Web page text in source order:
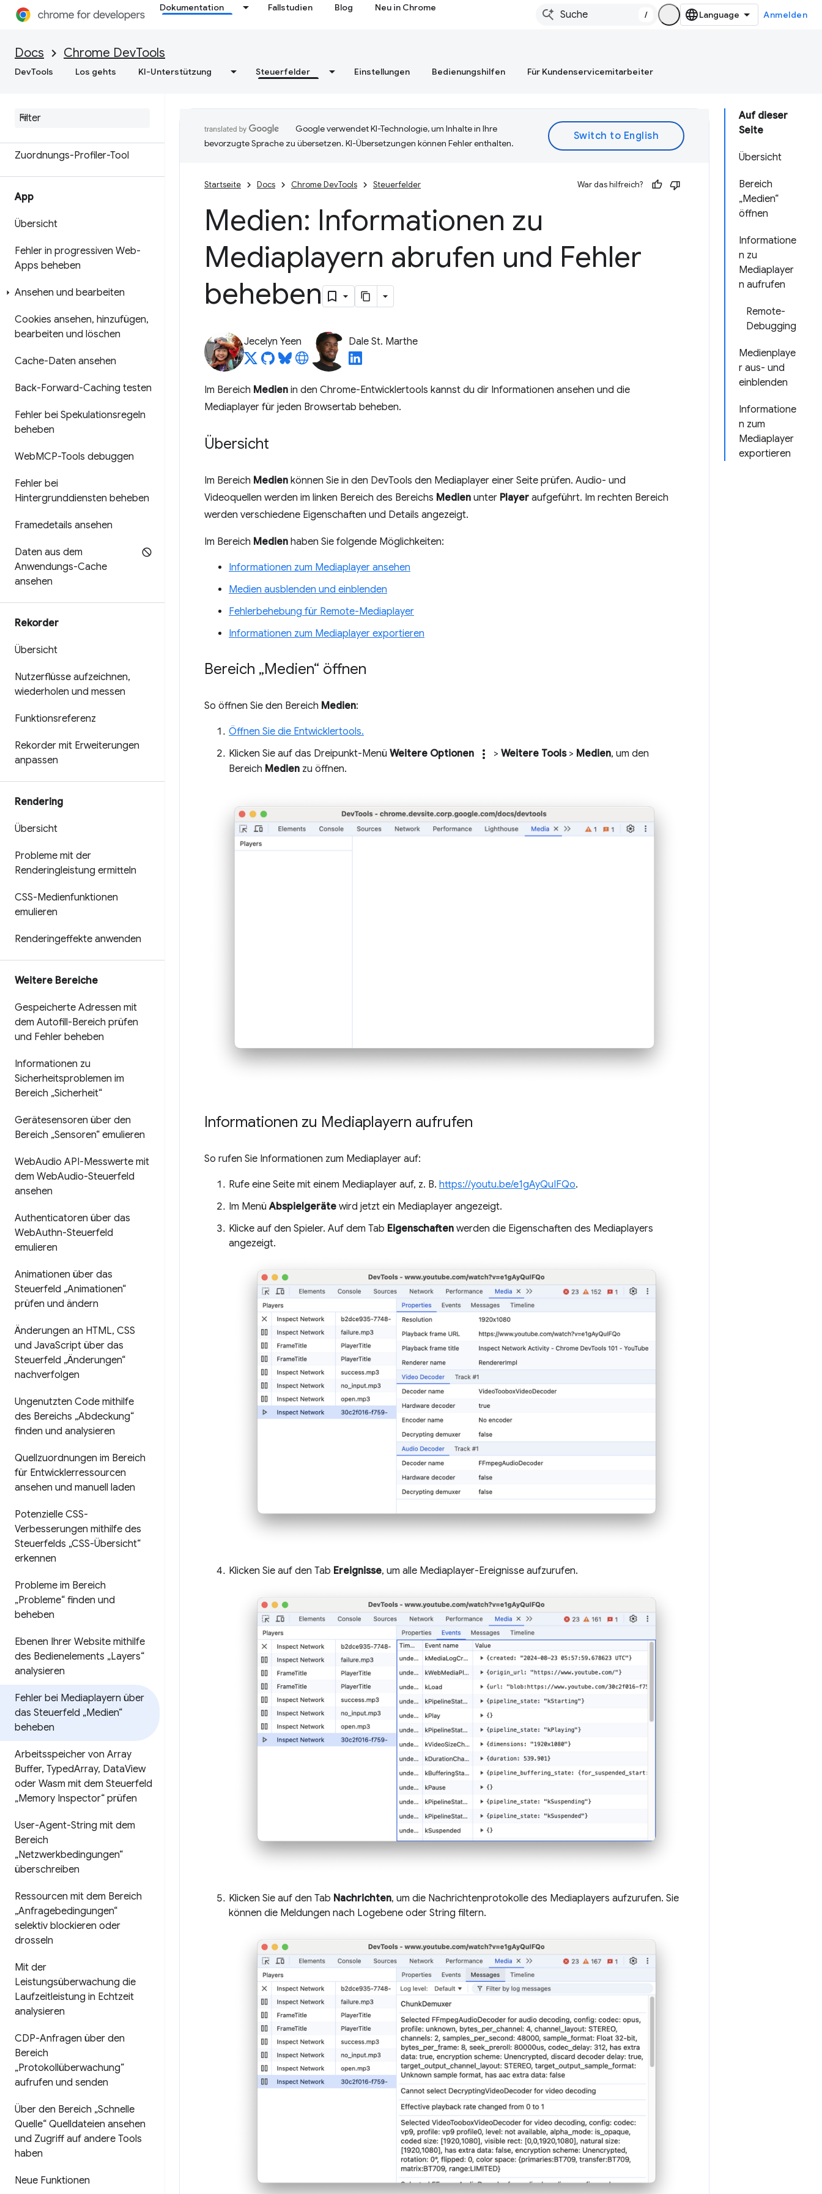
Dokumentation Fallstudien Blog Neu in Chrome
/ Anmelden
Docs Chrome DevTools
DevTools Los gehts KI-Unterstützung Steuerfelder Einstellungen Bedienungshilfen Für Kundenservicemitarbeiter
Arbeitsspeicher
Übersicht
Speicherterminologie
Zuordnungs-Profiler-Tool
App
Übersicht
Fehler in progressiven Web-
Apps beheben
Ansehen und bearbeiten
Cookies ansehen, hinzufügen,
bearbeiten und löschen
Cache-Daten ansehen
Back-Forward-Caching testen
Fehler bei Spekulationsregeln
beheben
WebMCP-Tools debuggen
Fehler bei
Hintergrunddiensten beheben
Framedetails ansehen
Daten aus dem
Anwendungs-Cache
ansehen
Rekorder
Übersicht
Nutzerflüsse aufzeichnen,
wiederholen und messen
Funktionsreferenz
Rekorder mit Erweiterungen
anpassen
Rendering
Übersicht
Probleme mit der
Renderingleistung ermitteln
CSS-Medienfunktionen
emulieren
Renderingeffekte anwenden
Weitere Bereiche
Gespeicherte Adressen mit
dem Autofill-Bereich prüfen
und Fehler beheben
Informationen zu
Sicherheitsproblemen im
Bereich „Sicherheit“
Gerätesensoren über den
Bereich „Sensoren“ emulieren
WebAudio API-Messwerte mit
dem WebAudio-Steuerfeld
ansehen
Authenticatoren über das
WebAuthn-Steuerfeld
emulieren
Animationen über das
Steuerfeld „Animationen“
prüfen und ändern
Änderungen an HTML, CSS
und JavaScript über das
Steuerfeld „Änderungen“
nachverfolgen
Ungenutzten Code mithilfe
des Bereichs „Abdeckung“
finden und analysieren
Quellzuordnungen im Bereich
für Entwicklerressourcen
ansehen und manuell laden
Potenzielle CSS-
Verbesserungen mithilfe des
Steuerfelds „CSS-Übersicht“
erkennen
Probleme im Bereich
„Probleme“ finden und
beheben
Ebenen Ihrer Website mithilfe
des Bedienelements „Layers“
analysieren
Fehler bei Mediaplayern über
das Steuerfeld „Medien“
beheben
Arbeitsspeicher von Array
Buffer, TypedArray, DataView
oder Wasm mit dem Steuerfeld
„Memory Inspector“ prüfen
User-Agent-String mit dem
Bereich
„Netzwerkbedingungen“
überschreiben
Ressourcen mit dem Bereich
„Anfragebedingungen“
selektiv blockieren oder
drosseln
Mit der
Leistungsüberwachung die
Laufzeitleistung in Echtzeit
analysieren
CDP-Anfragen über den
Bereich
„Protokollüberwachung“
aufrufen und senden
Über den Bereich „Schnelle
Quelle“ Quelldateien ansehen
und Zugriff auf andere Tools
haben
Neue Funktionen
Auf dieser
Seite
Übersicht
Bereich
„Medien“
öffnen
Informatione
n zu
Mediaplayer
n aufrufen
Remote-
Debugging
Medienplaye
r aus- und
einblenden
Informatione
n zum
Mediaplayer
exportieren
Google verwendet KI-Technologie, um Inhalte in Ihre
bevorzugte Sprache zu übersetzen. KI-Übersetzungen können Fehler enthalten.
Startseite Docs Chrome DevTools Steuerfelder War das hilfreich?
Medien: Informationen zu
Mediaplayern abrufen und Fehler
beheben
Jecelyn Yeen Dale St. Marthe
Im Bereich Medien in den Chrome-Entwicklertools kannst du dir Informationen ansehen und die
Mediaplayer für jeden Browsertab beheben.
Übersicht
Im Bereich Medien können Sie in den DevTools den Mediaplayer einer Seite prüfen. Audio- und
Videoquellen werden im linken Bereich des Bereichs Medien unter Player aufgeführt. Im rechten Bereich
werden verschiedene Eigenschaften und Details angezeigt.
Im Bereich Medien haben Sie folgende Möglichkeiten:
Informationen zum Mediaplayer ansehen
Medien ausblenden und einblenden
Fehlerbehebung für Remote-Mediaplayer
Informationen zum Mediaplayer exportieren
Bereich „Medien“ öffnen
So öffnen Sie den Bereich Medien:
Öffnen Sie die Entwicklertools.
Klicken Sie auf das Dreipunkt-Menü Weitere Optionen more_vert > Weitere Tools> Medien, um den
Bereich Medien zu öffnen.
Informationen zu Mediaplayern aufrufen
So rufen Sie Informationen zum Mediaplayer auf:
Rufe eine Seite mit einem Mediaplayer auf, z. B. https://youtu.be/e1gAyQuIFQo.
Im MenüAbspielgeräte wird jetzt ein Mediaplayer angezeigt.
Klicke auf den Spieler. Auf dem Tab Eigenschaften werden die Eigenschaften des Mediaplayers
angezeigt.
Klicken Sie auf den Tab Ereignisse, um alle Mediaplayer-Ereignisse aufzurufen.
Klicken Sie auf den Tab Nachrichten, um die Nachrichtenprotokolle des Mediaplayers aufzurufen. Sie
können die Meldungen nach Logebene oder String filtern.